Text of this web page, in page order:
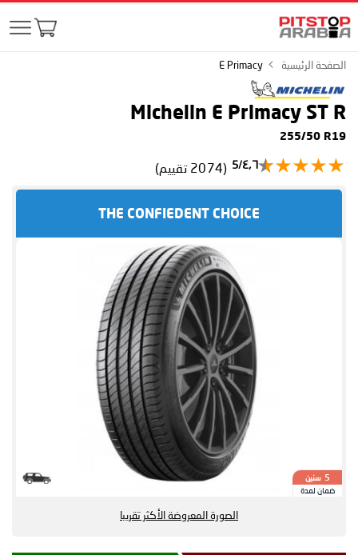
الصفحة الرئيسية E Primacy
Michelin E Primacy ST R
255/50 R19
٤٫٦/5 (2074 تقييم)
THE CONFIEDENT CHOICE
5 سنين
ضمان لمدة
الصورة المعروضة الأكثر تقريبا